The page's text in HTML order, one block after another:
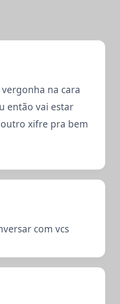
na cara
então vai estar
xifre pra bem
com vcs